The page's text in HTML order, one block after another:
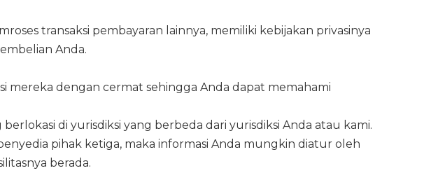
transaksi pembayaran lainnya, memiliki kebijakan privasinya
Anda.
mereka dengan cermat sehingga Anda dapat memahami
di yurisdiksi yang berbeda dari yurisdiksi Anda atau kami.
pihak ketiga, maka informasi Anda mungkin diatur oleh
berada.